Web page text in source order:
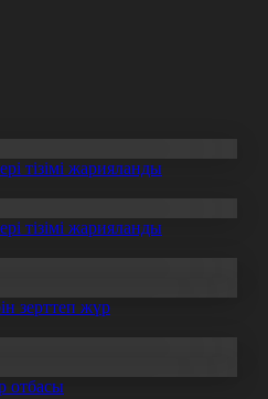
тізімі жарияланды
тізімі жарияланды
зерттеп жүр
отбасы